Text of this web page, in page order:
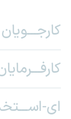
کارجـــویان
ای-